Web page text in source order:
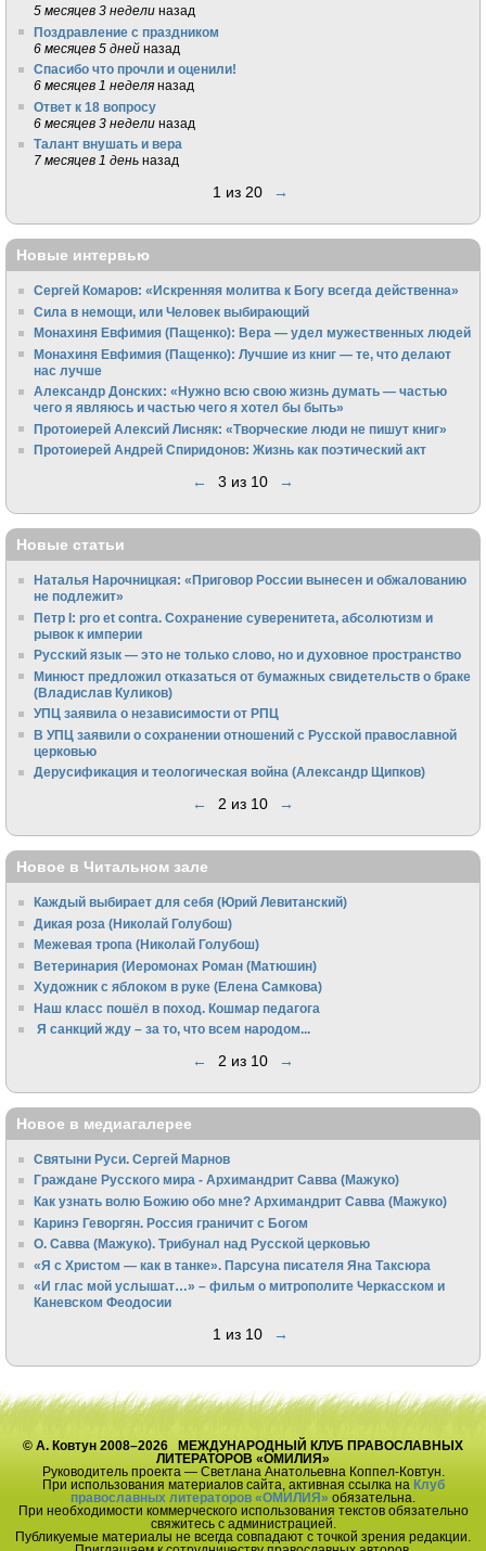
5 месяцев 3 недели назад
Поздравление с праздником
6 месяцев 5 дней назад
Спасибо что прочли и оценили!
6 месяцев 1 неделя назад
Ответ к 18 вопросу
6 месяцев 3 недели назад
Талант внушать и вера
7 месяцев 1 день назад
1 из 20 →
Новые интервью
Сергей Комаров: «Искренняя молитва к Богу всегда действенна»
Сила в немощи, или Человек выбирающий
Монахиня Евфимия (Пащенко): Вера — удел мужественных людей
Монахиня Евфимия (Пащенко): Лучшие из книг — те, что делают
нас лучше
Александр Донских: «Нужно всю свою жизнь думать — частью
чего я являюсь и частью чего я хотел бы быть»
Протоиерей Алексий Лисняк: «Творческие люди не пишут книг»
Протоиерей Андрей Спиридонов: Жизнь как поэтический акт
← 3 из 10 →
Новые статьи
Наталья Нарочницкая: «Приговор России вынесен и обжалованию
не подлежит»
Петр I: pro et contra. Сохранение суверенитета, абсолютизм и
рывок к империи
Русский язык — это не только слово, но и духовное пространство
Минюст предложил отказаться от бумажных свидетельств о браке
(Владислав Куликов)
УПЦ заявила о независимости от РПЦ
В УПЦ заявили о сохранении отношений с Русской православной
церковью
Дерусификация и теологическая война (Александр Щипков)
← 2 из 10 →
Новое в Читальном зале
Каждый выбирает для себя (Юрий Левитанский)
Дикая роза (Николай Голубош)
Межевая тропа (Николай Голубош)
Ветеринария (Иеромонах Роман (Матюшин)
Художник с яблоком в руке (Елена Самкова)
Наш класс пошёл в поход. Кошмар педагога
Я санкций жду – за то, что всем народом...
← 2 из 10 →
Новое в медиагалерее
Святыни Руси. Сергей Марнов
Граждане Русского мира - Архимандрит Савва (Мажуко)
Как узнать волю Божию обо мне? Архимандрит Савва (Мажуко)
Каринэ Геворгян. Россия граничит с Богом
О. Савва (Мажуко). Трибунал над Русской церковью
«Я с Христом — как в танке». Парсуна писателя Яна Таксюра
«И глас мой услышат…» – фильм о митрополите Черкасском и
Каневском Феодосии
1 из 10 →
© А. Ковтун 2008–2026 МЕЖДУНАРОДНЫЙ КЛУБ ПРАВОСЛАВНЫХ
ЛИТЕРАТОРОВ «ОМИЛИЯ»
Руководитель проекта — Светлана Анатольевна Коппел-Ковтун.
При использования материалов сайта, активная ссылка на Клуб
православных литераторов «ОМИЛИЯ» обязательна.
При необходимости коммерческого использования текстов обязательно
свяжитесь с администрацией.
Публикуемые материалы не всегда совпадают с точкой зрения редакции.